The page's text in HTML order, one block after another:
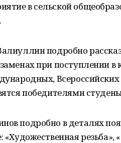
в сельской
подробно
при поступлении
победителями
подробно в деталях
резьба»,